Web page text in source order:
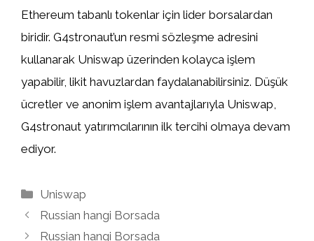
Ethereum tabanlı tokenlar için lider borsalardan
biridir. G4stronaut’un resmi sözleşme adresini
kullanarak Uniswap üzerinden kolayca işlem
yapabilir, likit havuzlardan faydalanabilirsiniz. Düşük
ücretler ve anonim işlem avantajlarıyla Uniswap,
G4stronaut yatırımcılarının ilk tercihi olmaya devam
ediyor.
Kategoriler
Uniswap
Russian hangi Borsada
Russian hangi Borsada